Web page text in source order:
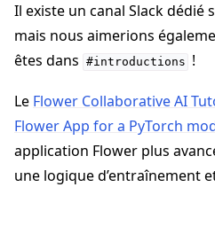
Il existe un canal Slack dédié
mais nous aimerions
êtes dans #introductions !
Le Flower Collaborative AI
Flower App for a PyTorch
application Flower plus
une logique d’entraînement